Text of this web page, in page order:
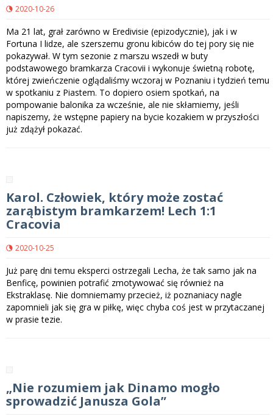
2020-10-26
Ma 21 lat, grał zarówno w Eredivisie (epizodycznie), jak i w
Fortuna I lidze, ale szerszemu gronu kibiców do tej pory się nie
pokazywał. W tym sezonie z marszu wszedł w buty
podstawowego bramkarza Cracovii i wykonuje świetną robotę,
której zwieńczenie oglądaliśmy wczoraj w Poznaniu i tydzień temu
w spotkaniu z Piastem. To dopiero osiem spotkań, na
pompowanie balonika za wcześnie, ale nie skłamiemy, jeśli
napiszemy, że wstępne papiery na bycie kozakiem w przyszłości
już zdążył pokazać.
Karol. Człowiek, który może zostać
zarąbistym bramkarzem! Lech 1:1
Cracovia
2020-10-25
Już parę dni temu eksperci ostrzegali Lecha, że tak samo jak na
Benficę, powinien potrafić zmotywować się również na
Ekstraklasę. Nie domniemamy przecież, iż poznaniacy nagle
zapomnieli jak się gra w piłkę, więc chyba coś jest w przytaczanej
w prasie tezie.
„Nie rozumiem jak Dinamo mogło
sprowadzić Janusza Gola”